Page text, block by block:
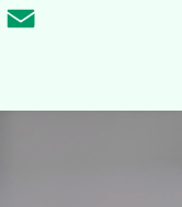
PINTEREST